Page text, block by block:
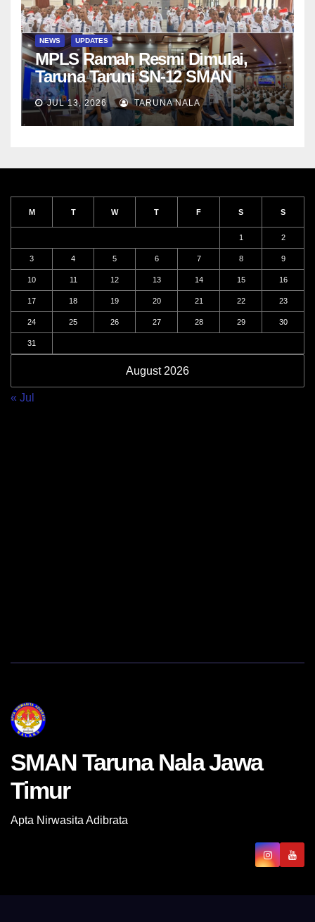
NEWS UPDATES
MPLS Ramah Resmi Dimulai,
Taruna Taruni SN-12 SMAN
Taruna Nala Jawa Timur Siap
Menjalani Tahun Ajaran Baru
JUL 13, 2026 TARUNA NALA
August 2026
M T W T F S S
1 2
3 4 5 6 7 8 9
10 11 12 13 14 15 16
17 18 19 20 21 22 23
24 25 26 27 28 29 30
31
« Jul
SMAN Taruna Nala Jawa
Timur
Apta Nirwasita Adibrata